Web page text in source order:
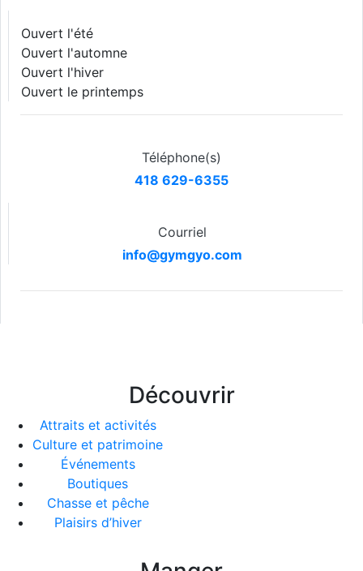
Ouvert l'été
Ouvert l'automne
Ouvert l'hiver
Ouvert le printemps
Téléphone(s)
418 629-6355
Courriel
info@gymgyo.com
Découvrir
Attraits et activités
Culture et patrimoine
Événements
Boutiques
Chasse et pêche
Plaisirs d’hiver